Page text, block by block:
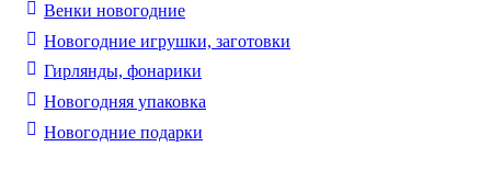
Венки новогодние
Новогодние игрушки, заготовки
Гирлянды, фонарики
Новогодняя упаковка
Новогодние подарки